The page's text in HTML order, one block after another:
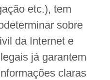
etc.), tem
sobre
da Internet e
já garantem
claras